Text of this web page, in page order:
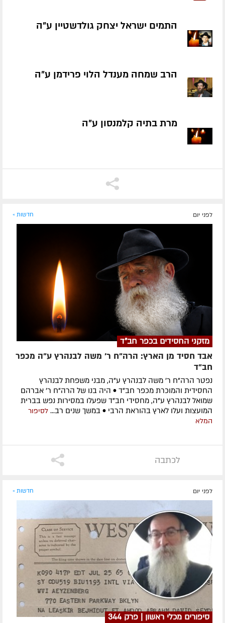
התמים ישראל יצחק גולדשטיין ע״ה
הרב שמחה מענדל הלוי פרידמן ע״ה
מרת בתיה קלמנסון ע״ה
לפני יום חדשות »
מזקני החסידים בכפר חב"ד
אבד חסיד מן הארץ: הרה"ח ר' משה לבנהרץ ע"ה מכפר
חב"ד
נפטר הרה"ח ר' משה לבנהרץ ע"ה, מבני משפחת לבנהרץ
החסידית והמוכרת מכפר חב"ד • היה בנו של הרה"ח ר' אברהם
שמואל לבנהרץ ע"ה, מחסידי חב"ד שפעלו במסירות נפש בברית
המועצות ועלו לארץ בהוראת הרבי • במשך שנים רב... לסיפור
המלא
לכתבה
לפני יום חדשות »
סיפורים מכלי ראשון | פרק 344